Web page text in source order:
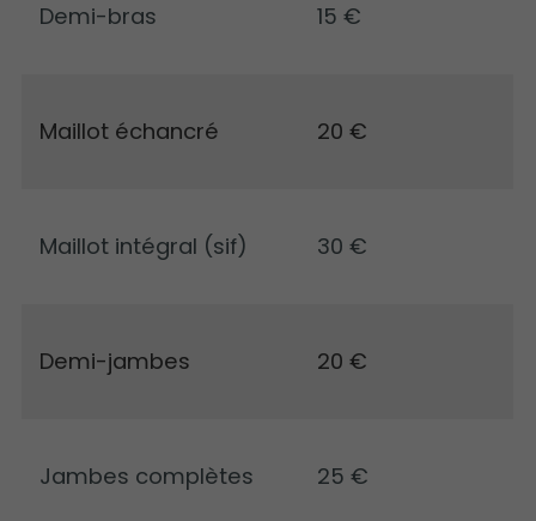
Demi-bras 15 €
Maillot échancré 20 €
Maillot intégral (sif) 30 €
Demi-jambes 20 €
Jambes complètes 25 €